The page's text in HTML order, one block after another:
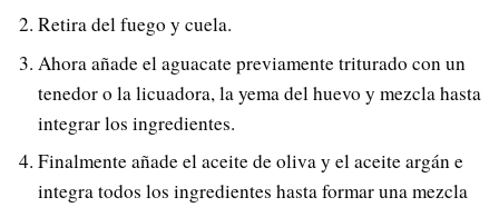
Retira del fuego y cuela.
Ahora añade el aguacate previamente triturado con un
tenedor o la licuadora, la yema del huevo y mezcla hasta
integrar los ingredientes.
Finalmente añade el aceite de oliva y el aceite argán e
integra todos los ingredientes hasta formar una mezcla